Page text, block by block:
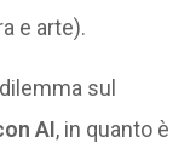
e arte).
sul
AI, in quanto è